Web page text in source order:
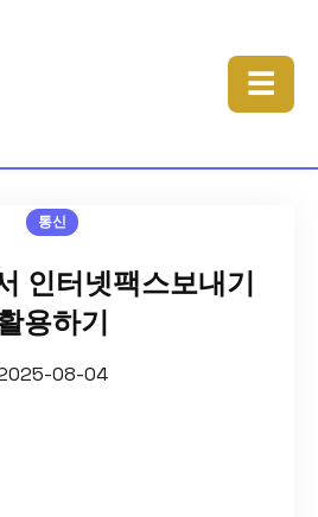
☰
통신
인터넷팩스보내기
용하기
08-04